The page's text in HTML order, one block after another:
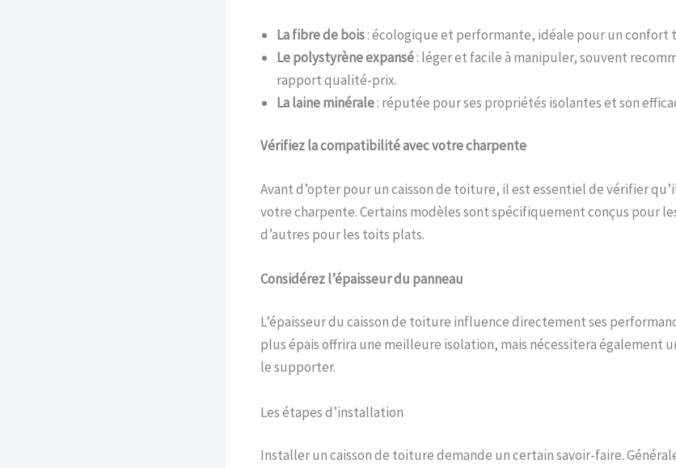
La fibre de bois: écologique et performante, idéale pour un confort
Le polystyrène expansé: léger et facile à manipuler, souvent
rapport qualité-prix.
La laine minérale: réputée pour ses propriétés isolantes et son
Vérifiez la compatibilité avec votre charpente
Avant d’opter pour un caisson de toiture, il est essentiel de vérifier
votre charpente. Certains modèles sont spécifiquement conçus pour
d’autres pour les toits plats.
Considérez l’épaisseur du panneau
L’épaisseur du caisson de toiture influence directement ses
plus épais offrira une meilleure isolation, mais nécessitera également
le supporter.
Les étapes d’installation
Installer un caisson de toiture demande un certain savoir-faire.